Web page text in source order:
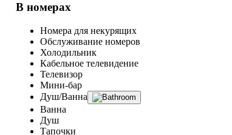
В номерах
Номера для некурящих
Обслуживание номеров
Холодильник
Кабельное телевидение
Телевизор
Мини-бар
Душ/Ванна
Ванна
Душ
Тапочки